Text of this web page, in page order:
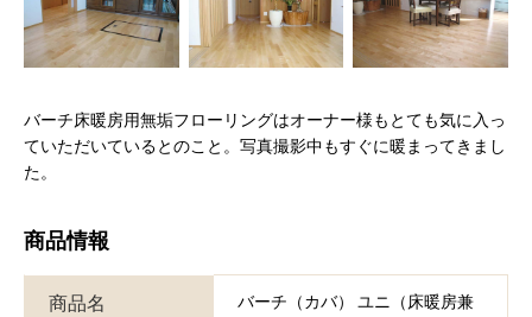
バーチ床暖房用無垢フローリングはオーナー様もとても気に入っ
ていただいているとのこと。写真撮影中もすぐに暖まってきまし
た。
商品情報
商品名
バーチ（カバ） ユニ（床暖房兼